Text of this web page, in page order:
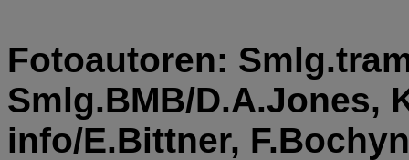
Fotoautoren:
Smlg.BMB/D.A.Jones,
info/E.Bittner,